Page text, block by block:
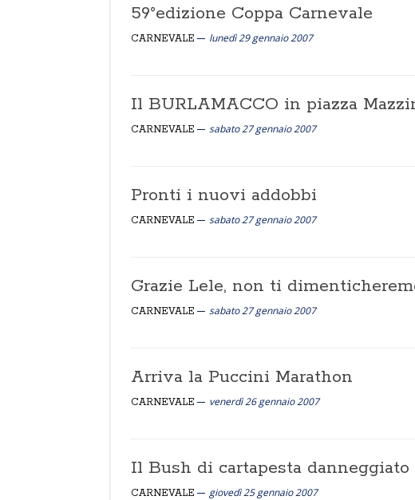
59°edizione Coppa Carnevale
CARNEVALE lunedì 29 gennaio 2007
Il BURLAMACCO in piazza
CARNEVALE sabato 27 gennaio 2007
Pronti i nuovi addobbi
CARNEVALE sabato 27 gennaio 2007
Grazie Lele, non ti
CARNEVALE sabato 27 gennaio 2007
Arriva la Puccini Marathon
CARNEVALE venerdì 26 gennaio 2007
Il Bush di cartapesta danneggiato
CARNEVALE giovedì 25 gennaio 2007